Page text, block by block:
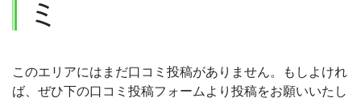
ミ
このエリアにはまだ口コミ投稿がありません。もしよけれ
ば、ぜひ下の口コミ投稿フォームより投稿をお願いいたし